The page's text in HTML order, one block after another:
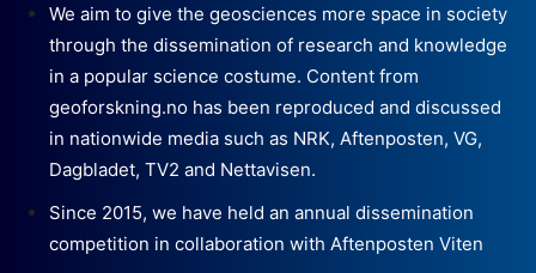
We aim to give the geosciences more space in society
through the dissemination of research and knowledge
in a popular science costume. Content from
geoforskning.no has been reproduced and discussed
in nationwide media such as NRK, Aftenposten, VG,
Dagbladet, TV2 and Nettavisen.
Since 2015, we have held an annual dissemination
competition in collaboration with Aftenposten Viten